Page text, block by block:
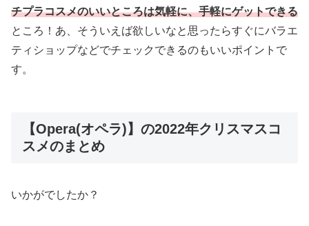
チプラコスメのいいところは気軽に、手軽にゲットできる
ところ！あ、そういえば欲しいなと思ったらすぐにバラエ
ティショップなどでチェックできるのもいいポイントで
す。
【Opera(オペラ)】の2022年クリスマスコ
スメのまとめ
いかがでしたか？